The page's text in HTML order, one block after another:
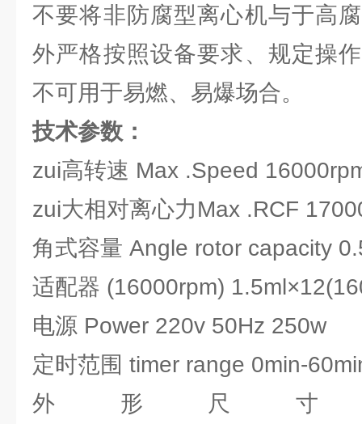
不要将非防腐型离心机与于高
外严格按照设备要求、规定操
不可用于易燃、易爆场合。
技术参数：
zui高转速 Max .Speed
zui大相对离心力Max .RCF
角式容量 Angle rotor capacity
适配器 (16000rpm)
电源 Power 220v 50Hz 250w
定时范围 timer range 0min-
外形尺寸